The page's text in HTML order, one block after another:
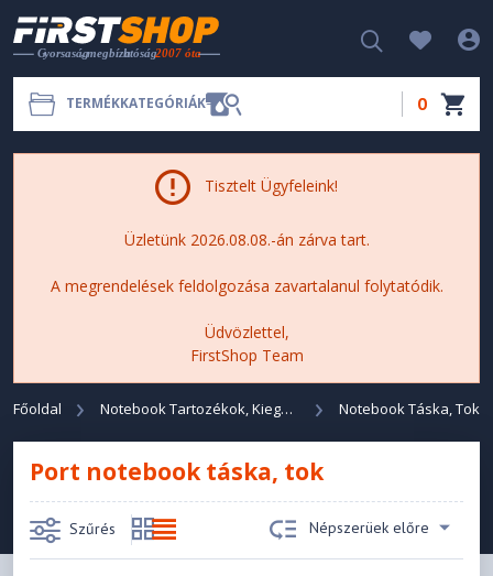
TERMÉKKATEGÓRIÁK 0
Tisztelt Ügyfeleink!
Üzletünk 2026.08.08.-án zárva tart.
A megrendelések feldolgozása zavartalanul folytatódik.
Üdvözlettel,
FirstShop Team
Főoldal Notebook Tartozékok, Kiegészítők Notebook Táska, Tok
Port notebook táska, tok
Szűrés Népszerüek előre